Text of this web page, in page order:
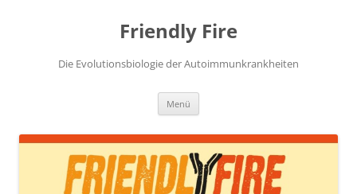
Friendly Fire
Die Evolutionsbiologie der Autoimmunkrankheiten
Menü